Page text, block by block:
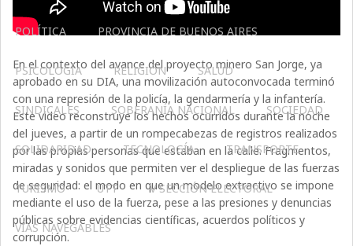
POLÍTICA PROVINCIA DE BUENOS AIRES
PSICOLOGÍA RELIGIÓN SALUD
SINDICALES SOBERANÍA NACIONAL SOCIEDAD
SOLIDARIDAD TECNOLOGÍA TRANSPORTE
TURISMO UTT V SECCIÓN ELECTORAL
VÍAS NAVEGABLES
En el contexto del avance del proyecto minero San Jorge, ya
aprobado en su DIA, una movilización autoconvocada terminó
con una represión de la policía, la gendarmería y la infantería.
Este video reconstruye los hechos ocurridos durante la noche
del jueves, a partir de un rompecabezas de registros realizados
por las propias personas que estaban en la calle. Fragmentos,
miradas y sonidos que permiten ver el despliegue de las fuerzas
de seguridad: el modo en que un modelo extractivo se impone
mediante el uso de la fuerza, pese a las presiones y denuncias
públicas sobre evidencias científicas, acuerdos políticos y
corrupción.